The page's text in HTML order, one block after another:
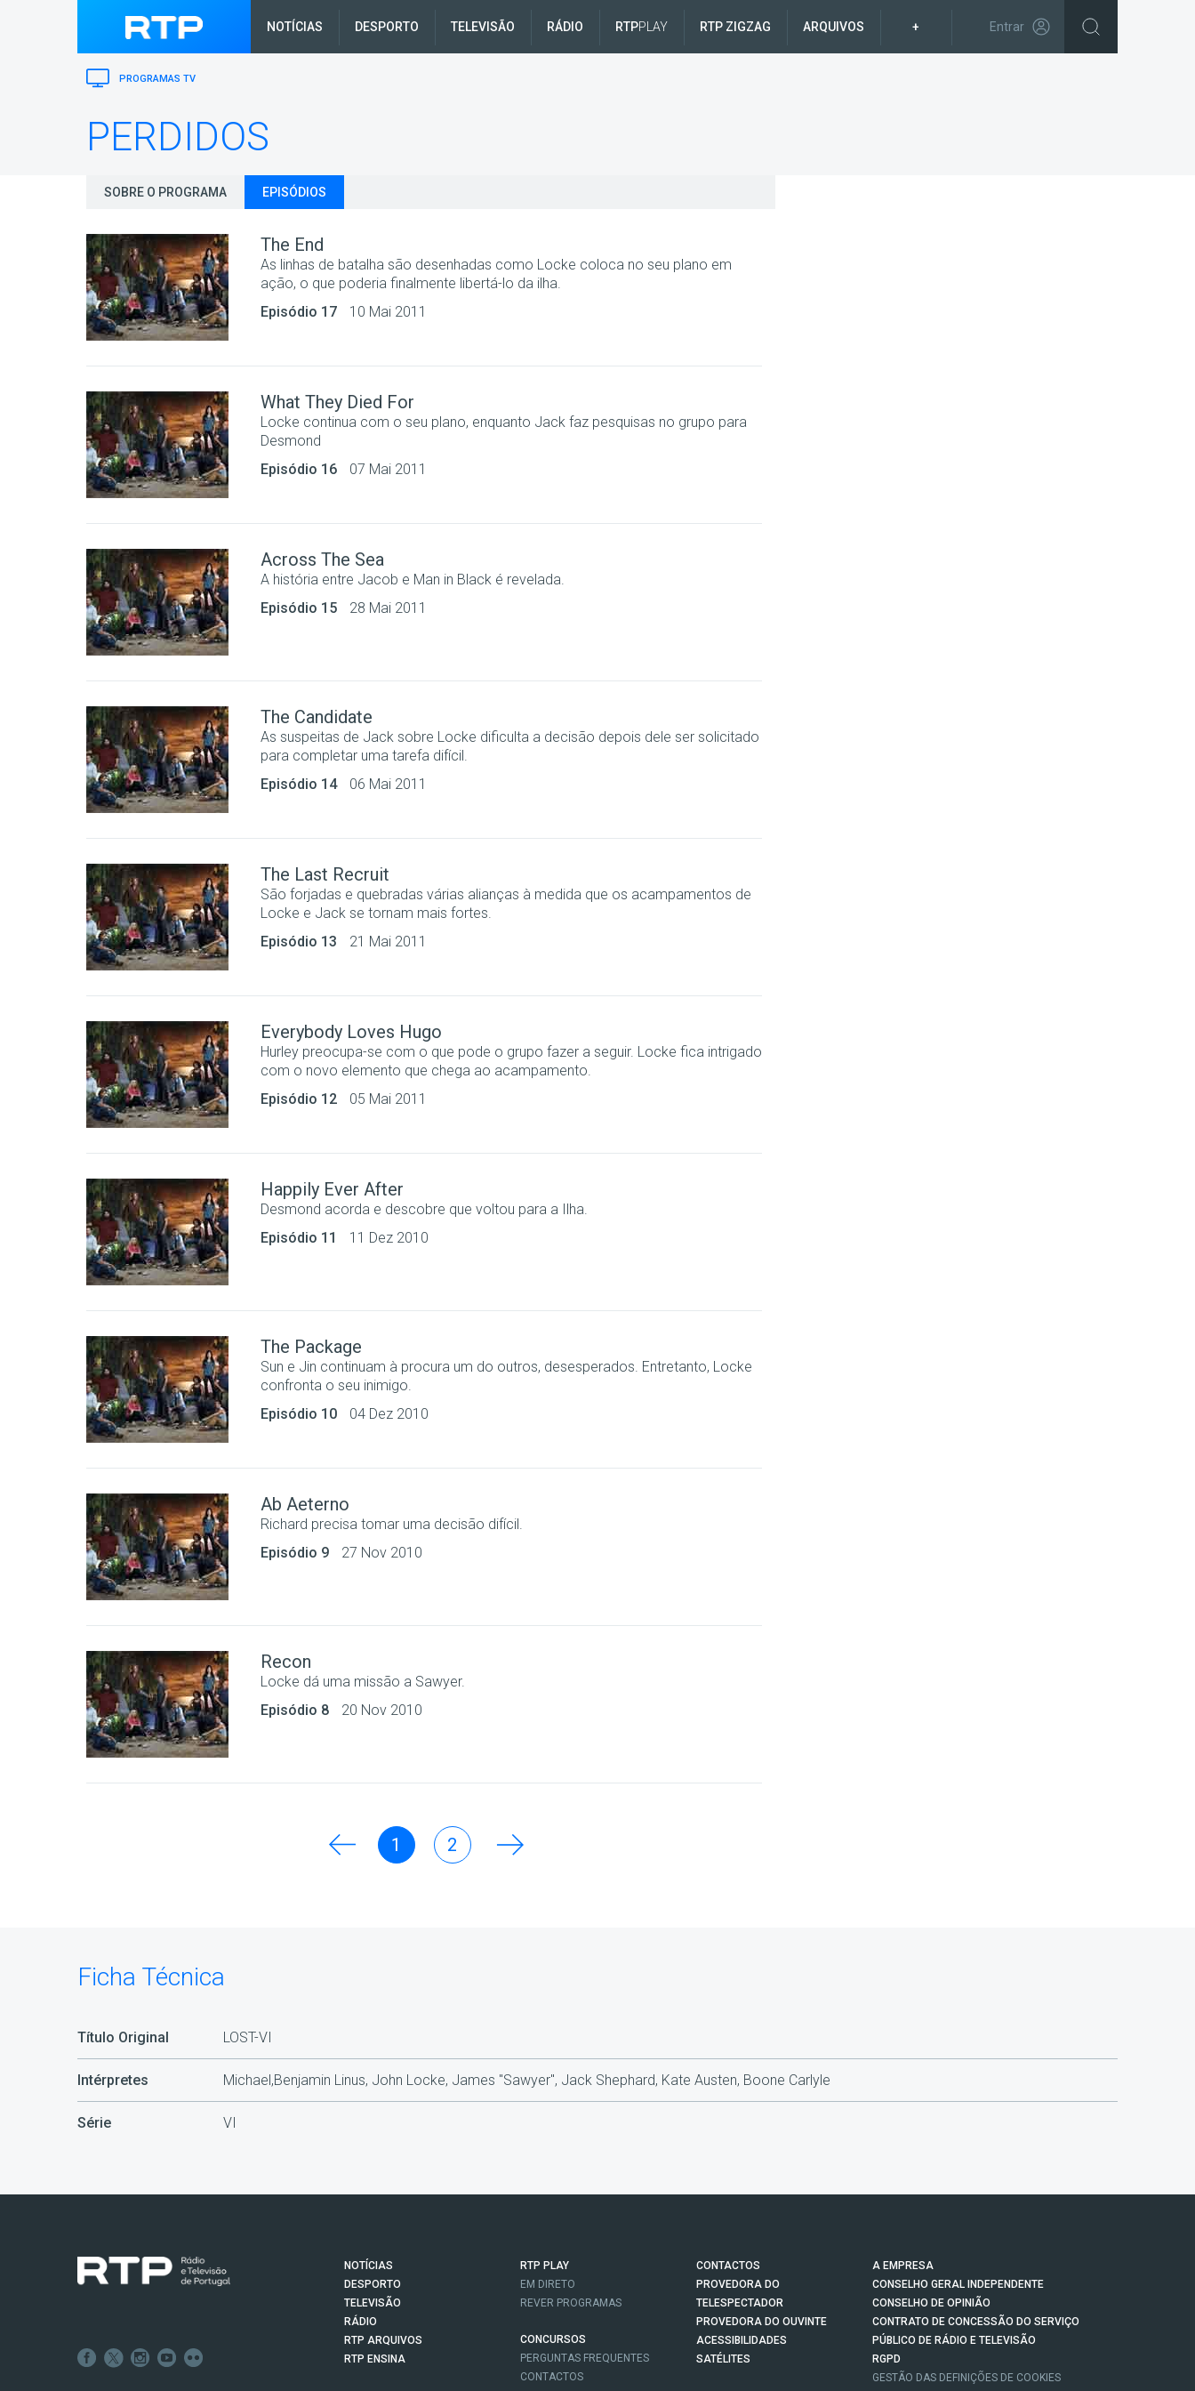
NOTÍCIAS DESPORTO TELEVISÃO RÁDIO RTPPLAY RTP ZIGZAG ARQUIVOS + Entrar
PROGRAMAS TV
PERDIDOS
SOBRE O PROGRAMA EPISÓDIOS
The End
As linhas de batalha são desenhadas como Locke coloca no seu plano em
ação, o que poderia finalmente libertá-lo da ilha.
Episódio 17
10 Mai 2011
What They Died For
Locke continua com o seu plano, enquanto Jack faz pesquisas no grupo para
Desmond
Episódio 16
07 Mai 2011
Across The Sea
A história entre Jacob e Man in Black é revelada.
Episódio 15
28 Mai 2011
The Candidate
As suspeitas de Jack sobre Locke dificulta a decisão depois dele ser solicitado
para completar uma tarefa difícil.
Episódio 14
06 Mai 2011
The Last Recruit
São forjadas e quebradas várias alianças à medida que os acampamentos de
Locke e Jack se tornam mais fortes.
Episódio 13
21 Mai 2011
Everybody Loves Hugo
Hurley preocupa-se com o que pode o grupo fazer a seguir. Locke fica intrigado
com o novo elemento que chega ao acampamento.
Episódio 12
05 Mai 2011
Happily Ever After
Desmond acorda e descobre que voltou para a Ilha.
Episódio 11
11 Dez 2010
The Package
Sun e Jin continuam à procura um do outros, desesperados. Entretanto, Locke
confronta o seu inimigo.
Episódio 10
04 Dez 2010
Ab Aeterno
Richard precisa tomar uma decisão difícil.
Episódio 9
27 Nov 2010
Recon
Locke dá uma missão a Sawyer.
Episódio 8
20 Nov 2010
1 2
Ficha Técnica
Título Original LOST-VI
Intérpretes Michael,Benjamin Linus, John Locke, James "Sawyer", Jack Shephard, Kate Austen, Boone Carlyle
Série VI
NOTÍCIAS
DESPORTO
TELEVISÃO
RÁDIO
RTP ARQUIVOS
RTP ENSINA
RTP PLAY
EM DIRETO
REVER PROGRAMAS
CONCURSOS
PERGUNTAS FREQUENTES
CONTACTOS
CONTACTOS
PROVEDORA DO
TELESPECTADOR
PROVEDORA DO OUVINTE
ACESSIBILIDADES
SATÉLITES
A EMPRESA
CONSELHO GERAL INDEPENDENTE
CONSELHO DE OPINIÃO
CONTRATO DE CONCESSÃO DO SERVIÇO
PÚBLICO DE RÁDIO E TELEVISÃO
RGPD
GESTÃO DAS DEFINIÇÕES DE COOKIES